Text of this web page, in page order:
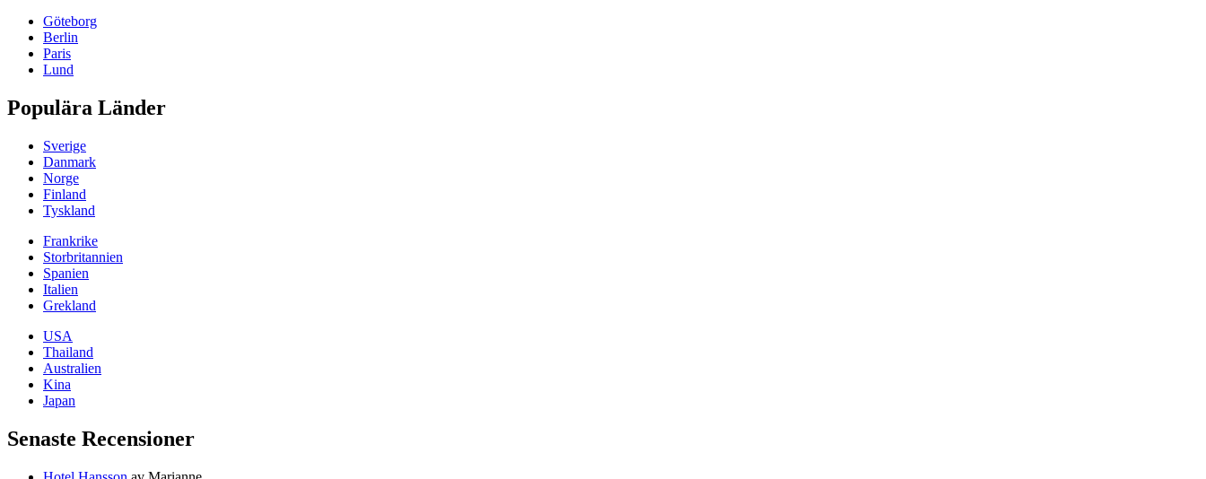
Göteborg
Berlin
Paris
Lund
Populära Länder
Sverige
Danmark
Norge
Finland
Tyskland
Frankrike
Storbritannien
Spanien
Italien
Grekland
USA
Thailand
Australien
Kina
Japan
Senaste Recensioner